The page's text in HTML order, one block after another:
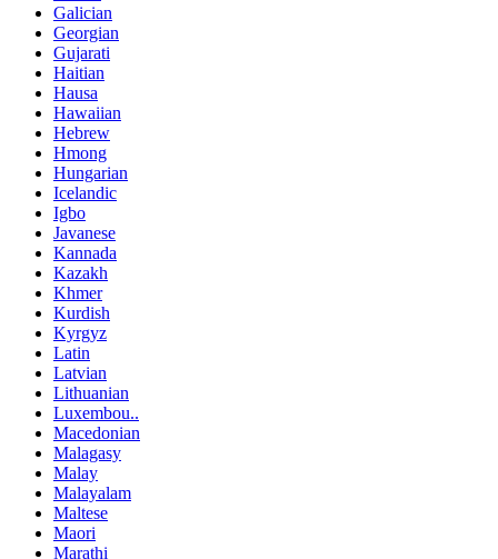
Galician
Georgian
Gujarati
Haitian
Hausa
Hawaiian
Hebrew
Hmong
Hungarian
Icelandic
Igbo
Javanese
Kannada
Kazakh
Khmer
Kurdish
Kyrgyz
Latin
Latvian
Lithuanian
Luxembou..
Macedonian
Malagasy
Malay
Malayalam
Maltese
Maori
Marathi